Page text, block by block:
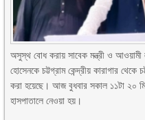
অসুস্থ বোধ করায় সাবেক মন্ত্রী ও আওয়ামী
হোসেনকে চট্টগ্রাম কেন্দ্রীয় কারাগার
করা হয়েছে। আজ বুধবার সকাল ১১টা ২০
হাসপাতালে নেওয়া হয়।